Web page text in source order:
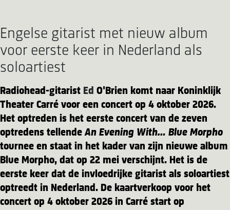
Engelse gitarist met nieuw album
voor eerste keer in Nederland als
soloartiest
Radiohead-gitarist Ed O'Brien komt naar Koninklijk
Theater Carré voor een concert op 4 oktober 2026.
Het optreden is het eerste concert van de zeven
optredens tellendeAn Evening With… Blue Morpho
tournee en staat in het kader van zijn nieuwe album
Blue Morpho, dat op 22 mei verschijnt. Het is de
eerste keer dat de invloedrijke gitarist als soloartiest
optreedt in Nederland. De kaartverkoop voor het
concert op 4 oktober 2026 in Carré start op